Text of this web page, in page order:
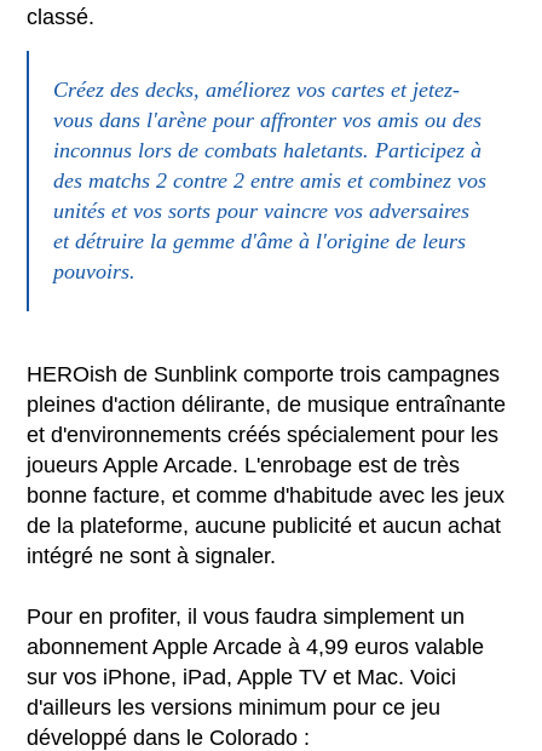
classé.
Créez des decks, améliorez vos cartes et jetez-
vous dans l'arène pour affronter vos amis ou des
inconnus lors de combats haletants. Participez à
des matchs 2 contre 2 entre amis et combinez vos
unités et vos sorts pour vaincre vos adversaires
et détruire la gemme d'âme à l'origine de leurs
pouvoirs.
HEROish de Sunblink comporte trois campagnes
pleines d'action délirante, de musique entraînante
et d'environnements créés spécialement pour les
joueurs Apple Arcade. L'enrobage est de très
bonne facture, et comme d'habitude avec les jeux
de la plateforme, aucune publicité et aucun achat
intégré ne sont à signaler.
Pour en profiter, il vous faudra simplement un
abonnement Apple Arcade à 4,99 euros valable
sur vos iPhone, iPad, Apple TV et Mac. Voici
d'ailleurs les versions minimum pour ce jeu
développé dans le Colorado :